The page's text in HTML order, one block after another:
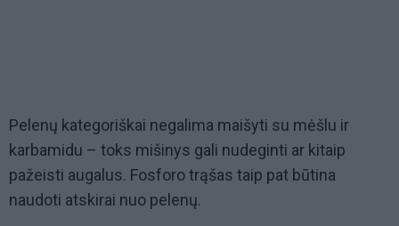
Pelenų kategoriškai negalima maišyti su mėšlu ir
karbamidu – toks mišinys gali nudeginti ar kitaip
pažeisti augalus. Fosforo trąšas taip pat būtina
naudoti atskirai nuo pelenų.